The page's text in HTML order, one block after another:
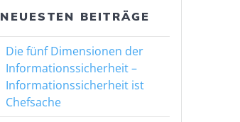
NEUESTEN BEITRÄGE
Die fünf Dimensionen der
Informationssicherheit –
Informationssicherheit ist
Chefsache